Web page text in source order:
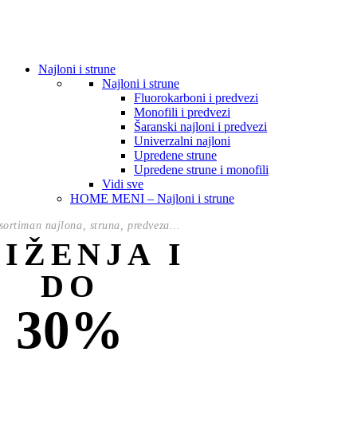
Najloni i strune
Najloni i strune
Fluorokarboni i predvezi
Monofili i predvezi
Šaranski najloni i predvezi
Univerzalni najloni
Upredene strune
Upredene strune i monofili
Vidi sve
HOME MENI – Najloni i strune
najlona, struna, predveza...
I
DO
30%